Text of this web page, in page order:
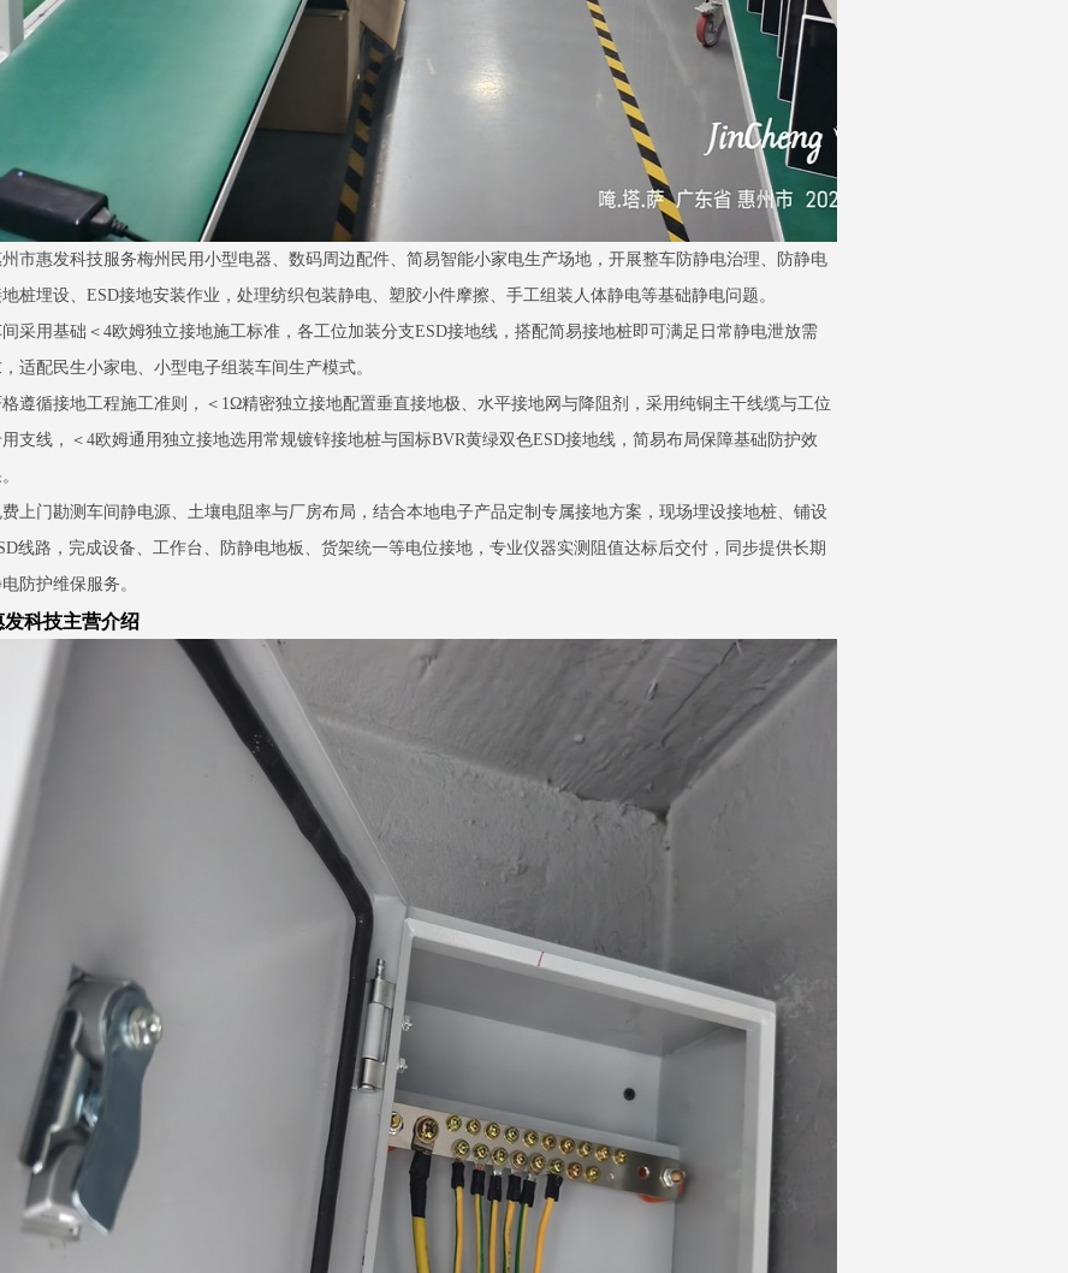
市惠发科技服务梅州民用小型电器、数码周边配件、简易智能小家电生产场地，开展整车防静电治理、防静电
桩埋设、ESD接地安装作业，处理纺织包装静电、塑胶小件摩擦、手工组装人体静电等基础静电问题。
采用基础＜4欧姆独立接地施工标准，各工位加装分支ESD接地线，搭配简易接地桩即可满足日常静电泄放需
适配民生小家电、小型电子组装车间生产模式。
格遵循接地工程施工准则，＜1Ω精密独立接地配置垂直接地极、水平接地网与降阻剂，采用纯铜主干线缆与工位
支线，＜4欧姆通用独立接地选用常规镀锌接地桩与国标BVR黄绿双色ESD接地线，简易布局保障基础防护效
上门勘测车间静电源、土壤电阻率与厂房布局，结合本地电子产品定制专属接地方案，现场埋设接地桩、铺设
线路，完成设备、工作台、防静电地板、货架统一等电位接地，专业仪器实测阻值达标后交付，同步提供长期
防护维保服务。
发科技主营介绍